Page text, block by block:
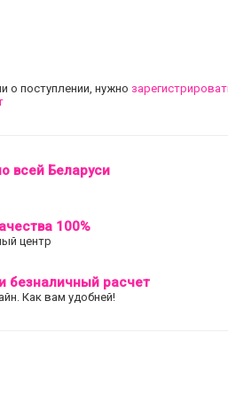
о поступлении, нужно
всей Беларуси
100%
центр
безналичный расчет
Как вам удобней!